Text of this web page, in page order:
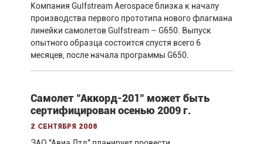
Компания Gulfstream Aerospace близка к началу
производства первого прототипа нового флагмана
линейки самолетов Gulfstream – G650. Выпуск
опытного образца состоится спустя всего 6
месяцев, после начала программы G650.
Самолет "Аккорд-201" может быть
сертифицирован осенью 2009 г.
2 сентября 2008